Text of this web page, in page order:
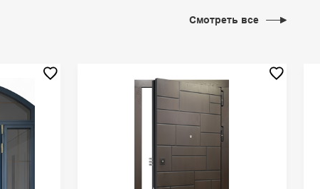
Смотреть все